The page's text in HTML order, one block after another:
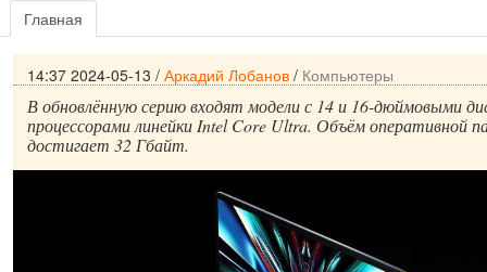
Главная
14:37 2024-05-13 / Аркадий Лобанов / Компьютеры
В обновлённую серию входят модели с 14 и 16-дюймовыми
процессорами линейки Intel Core Ultra. Объём оперативной
достигает 32 Гбайт.